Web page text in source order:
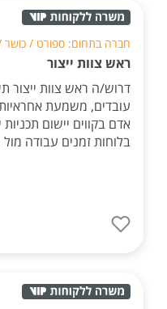
חברה בתחום: ספורט / כושר
ראש צוות ייצור
דרוש/ה ראש צוות ייצור
עובדים, משמעת אחראיות
אדם בקווים יישום
בלוחות זמנים עבודה